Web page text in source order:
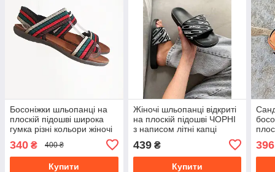
Босоніжки шльопанці на
плоскій підошві широка
гумка різні кольори жіночі
340 ₴ 400 ₴
Купити
Жіночі шльопанці відкриті
на плоскій підошві ЧОРНІ
з написом літні капці
439₴
Купити
396